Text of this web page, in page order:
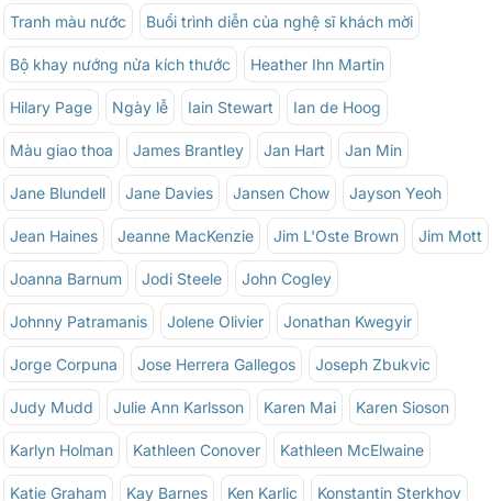
Tranh màu nước Buổi trình diễn của nghệ sĩ khách mời
Bộ khay nướng nửa kích thước Heather Ihn Martin
Hilary Page Ngày lễ Iain Stewart Ian de Hoog
Màu giao thoa James Brantley Jan Hart Jan Min
Jane Blundell Jane Davies Jansen Chow Jayson Yeoh
Jean Haines Jeanne MacKenzie Jim L'Oste Brown Jim Mott
Joanna Barnum Jodi Steele John Cogley
Johnny Patramanis Jolene Olivier Jonathan Kwegyir
Jorge Corpuna Jose Herrera Gallegos Joseph Zbukvic
Judy Mudd Julie Ann Karlsson Karen Mai Karen Sioson
Karlyn Holman Kathleen Conover Kathleen McElwaine
Katie Graham Kay Barnes Ken Karlic Konstantin Sterkhov